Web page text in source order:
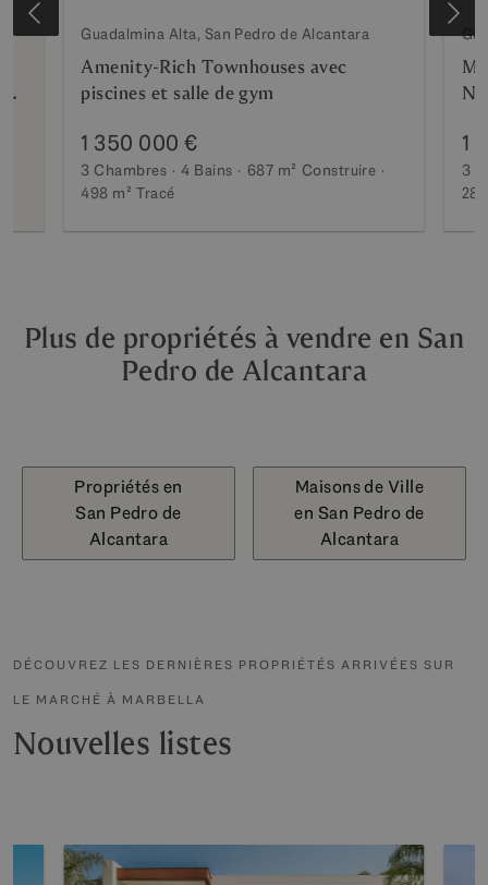
Guadalmina Alta, San Pedro de Alcantara
Amenity-Rich Townhouses avec
piscines et salle de gym
1 350 000 €
3 Chambres 4 Bains 687 m² Construire
498 m² Tracé
1
3
Plus de propriétés à vendre en San
Pedro de Alcantara
Propriétés en
San Pedro de
Alcantara
Maisons de Ville
en San Pedro de
Alcantara
DÉCOUVREZ LES DERNIÈRES PROPRIÉTÉS ARRIVÉES SUR
LE MARCHÉ À MARBELLA
Nouvelles listes